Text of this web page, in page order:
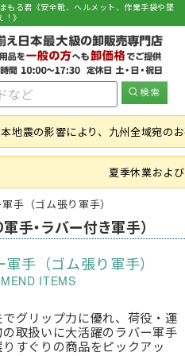
もる君《安全靴、ヘルメット、作業手袋や墜
》
本地震の影響により、九州全域宛
夏季休業およ
手（ゴム張り軍手）
手・ラバー付き軍手）
手（ゴム張り軍手）
ITEMS
グリップ力に優れ、荷役・運
取扱いに大活躍のラバー軍手
すぐりの商品をピックアッ